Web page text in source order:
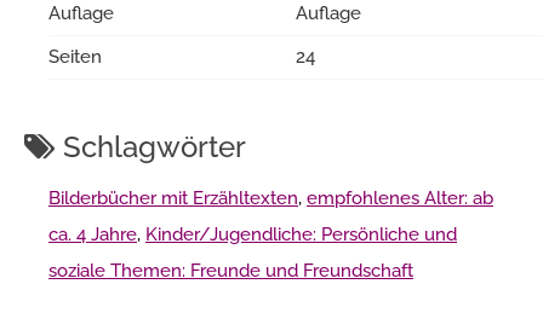
Auflage
Auflage
Seiten
24
Schlagwörter
Bilderbücher mit Erzähltexten, empfohlenes Alter: ab
ca. 4 Jahre, Kinder/Jugendliche: Persönliche und
soziale Themen: Freunde und Freundschaft